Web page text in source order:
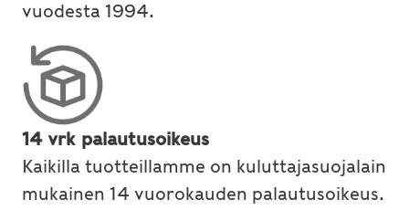
vuodesta 1994.
14 vrk palautusoikeus
Kaikilla tuotteillamme on kuluttajasuojalain
mukainen 14 vuorokauden palautusoikeus.